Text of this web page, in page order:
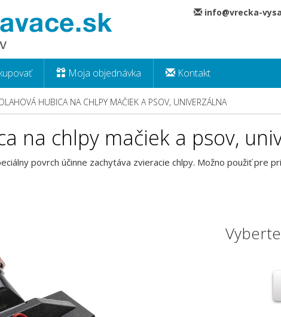
info@vrecka-
Moja objednávka Kontakt
HUBICA NA CHLPY MAČIEK A PSOV, UNIVERZÁLNA
na chlpy mačiek a psov,
povrch účinne zachytáva zvieracie chlpy. Možno použiť pre